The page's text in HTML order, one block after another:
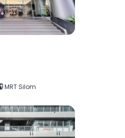
MRT Silom